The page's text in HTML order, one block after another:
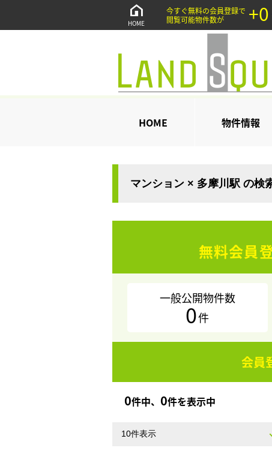
HOME
今すぐ無料の会員登録で
閲覧可能物件数が
+0
HOME 物件情報
マンション × 多摩川駅 の検
無料会員
一般公開物件数
0件
会員
0件中、 0件を表示中